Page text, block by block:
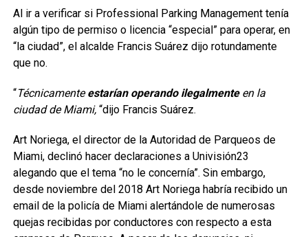
Al ir a verificar si Professional Parking Management tenía
algún tipo de permiso o licencia “especial” para operar, en
“la ciudad”, el alcalde Francis Suárez dijo rotundamente
que no.
“Técnicamenteestarían operando ilegalmenteen la
ciudad de Miami,“dijo Francis Suárez.
Art Noriega, el director de la Autoridad de Parqueos de
Miami, declinó hacer declaraciones a Univisión23
alegando que el tema “no le concernía”. Sin embargo,
desde noviembre del 2018 Art Noriega habría recibido un
email de la policía de Miami alertándole de numerosas
quejas recibidas por conductores con respecto a esta